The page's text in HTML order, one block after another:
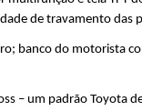
de travamento das
banco do motorista
– um padrão Toyota